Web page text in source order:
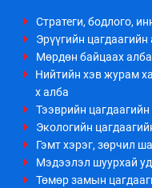
Стратеги, бодлого,
Эрүүгийн цагдаагийн
Мөрдөн байцаах алба
Нийтийн хэв журам
х алба
Тээврийн цагдаагийн
Экологийн
Гэмт хэрэг, зөрчил
Мэдээлэл шуурхай
Төмөр замын